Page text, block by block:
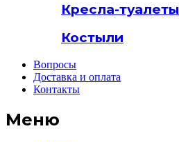
Кресла-туалеты
Костыли
Вопросы
Доставка и оплата
Контакты
Меню